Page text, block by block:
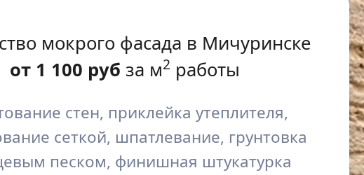
мокрого фасада в Мичуринске
от 1 100 руб за м2 работы
стен, приклейка утеплителя,
сеткой, шпатлевание, грунтовка
песком, финишная штукатурка